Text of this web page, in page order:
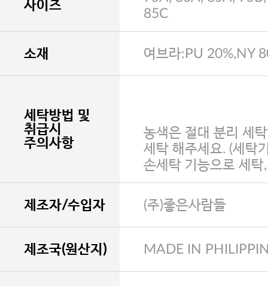
사이즈
85C
소재 여브라:PU 20%,NY
세탁방법 및
취급시
주의사항
농색은 절대 분리 세
세탁 해주세요. (세탁
손세탁 기능으로 세탁
제조자/수입자 (주)좋은사람들
제조국(원산지) MADE IN